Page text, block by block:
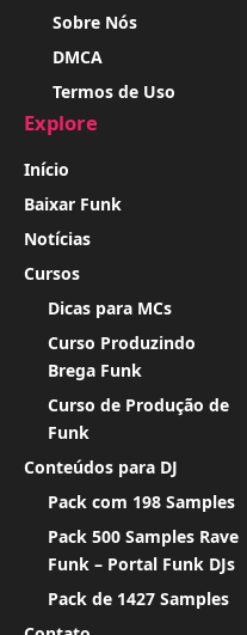
Sobre Nós
DMCA
Termos de Uso
Explore
Início
Baixar Funk
Notícias
Cursos
Dicas para MCs
Curso Produzindo
Brega Funk
Curso de Produção de
Funk
Conteúdos para DJ
Pack com 198 Samples
Pack 500 Samples Rave
Funk – Portal Funk DJs
Pack de 1427 Samples